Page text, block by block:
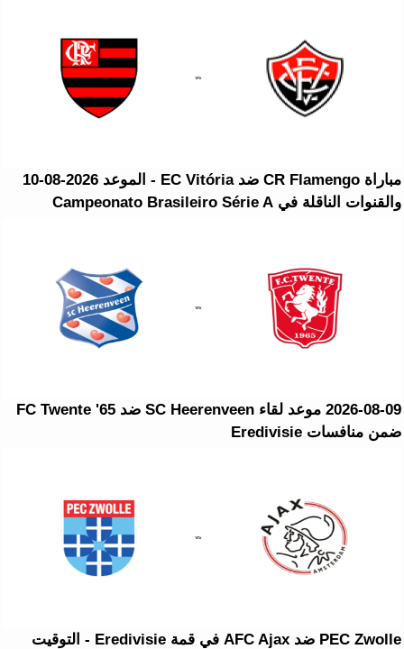
مباراة CR Flamengo ضد EC Vitória - الموعد 2026-08-10
والقنوات الناقلة في Campeonato Brasileiro Série A
2026-08-09 موعد لقاء SC Heerenveen ضد FC Twente '65
ضمن منافسات Eredivisie
PEC Zwolle ضد AFC Ajax في قمة Eredivisie - التوقيت